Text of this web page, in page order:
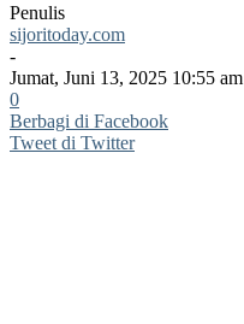
Penulis
sijoritoday.com
-
Jumat, Juni 13, 2025 10:55 am
0
Berbagi di Facebook
Tweet di Twitter